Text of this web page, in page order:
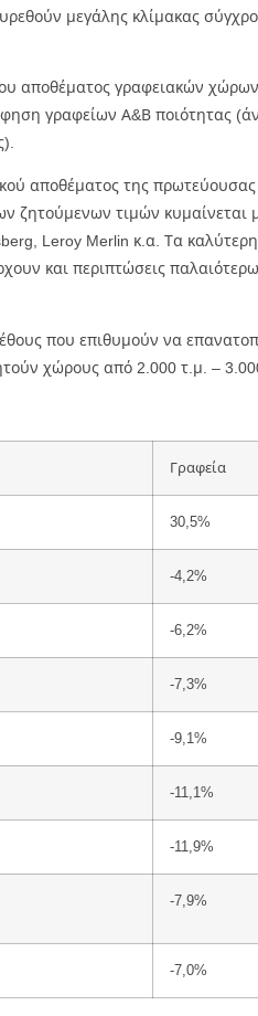
μεγάλης κλίμακας
αποθέματος γραφειακών
γραφείων Α&Β ποιότητας
αποθέματος της
ζητούμενων τιμών
Leroy Merlin κ.α. Τα
και περιπτώσεις
που επιθυμούν να
χώρους από 2.000 τ.μ. –
Γραφεία
30,5%
-4,2%
-6,2%
-7,3%
-9,1%
-11,1%
-11,9%
-7,9%
-7,0%